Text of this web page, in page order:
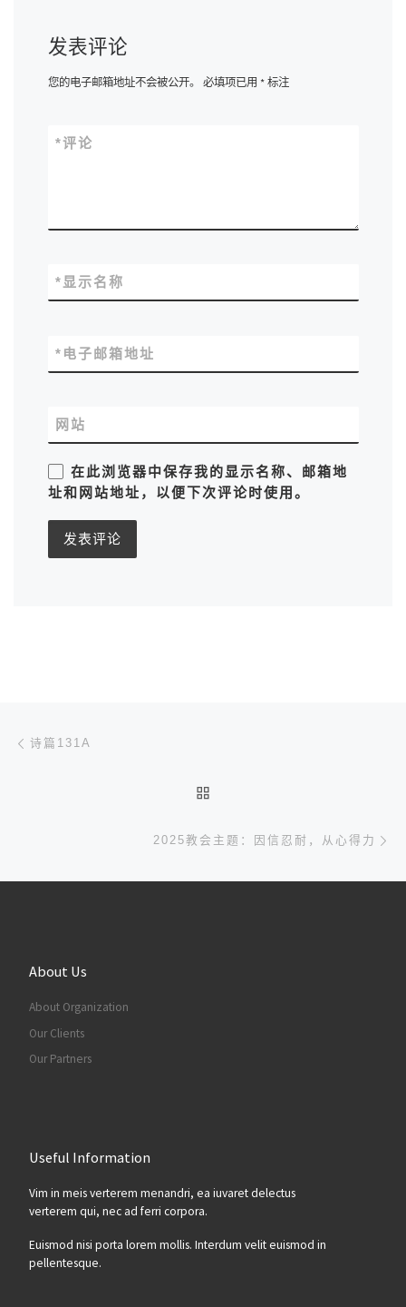
发表评论
您的电子邮箱地址不会被公开。 必填项已用 *标注
评论
*
显示名称
*
电子邮箱地址
*
网站
在此浏览器中保存我的显示名称、邮箱地
址和网站地址，以便下次评论时使用。
文章导航
诗篇131A
2025教会主题：因信忍耐，从心得力
About Us
About Organization
Our Clients
Our Partners
Useful Information
Vim in meis verterem menandri, ea iuvaret delectus
verterem qui, nec ad ferri corpora.
Euismod nisi porta lorem mollis. Interdum velit euismod in
pellentesque.